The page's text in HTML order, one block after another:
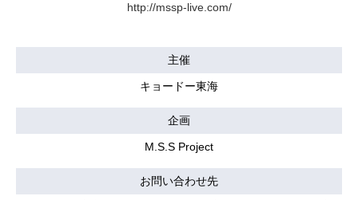
http://mssp-live.com/
主催
キョードー東海
企画
M.S.S Project
お問い合わせ先